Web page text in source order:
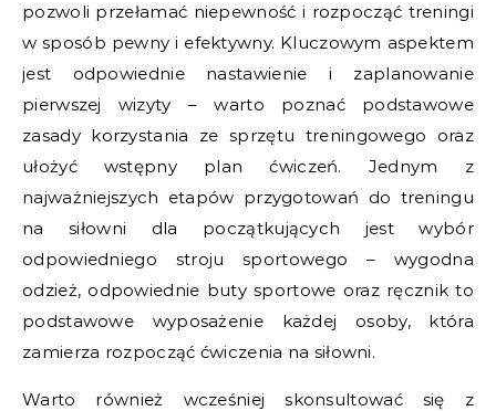
pozwoli przełamać niepewność i rozpocząć treningi
w sposób pewny i efektywny. Kluczowym aspektem
jest odpowiednie nastawienie i zaplanowanie
pierwszej wizyty – warto poznać podstawowe
zasady korzystania ze sprzętu treningowego oraz
ułożyć wstępny plan ćwiczeń. Jednym z
najważniejszych etapów przygotowań do treningu
na siłowni dla początkujących jest wybór
odpowiedniego stroju sportowego – wygodna
odzież, odpowiednie buty sportowe oraz ręcznik to
podstawowe wyposażenie każdej osoby, która
zamierza rozpocząć ćwiczenia na siłowni.
Warto również wcześniej skonsultować się z